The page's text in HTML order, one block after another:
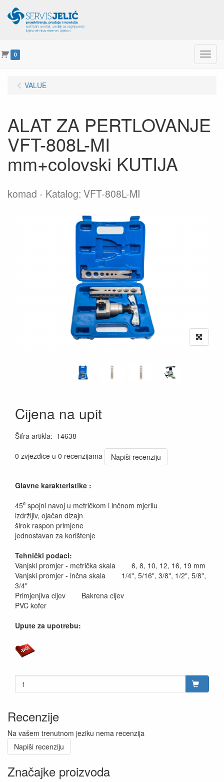
0 Menu
VALUE
ALAT ZA PERTLOVANJE
VFT-808L-MI
mm+colovski KUTIJA
komad Katalog: VFT-808L-MI
Cijena na upit
Šifra artikla: 14638
0 zvjezdice u 0 recenzijama
Napiši recenziju
Glavne karakteristike :
45⁰ spojni navoj u metričkom i inčnom mjerilu
izdržljiv, ojačan dizajn
širok raspon primjene
jednostavan za korištenje
Tehnički podaci:
Vanjski promjer - metrička skala 6, 8, 10, 12, 16, 19 mm
Vanjski promjer - inčna skala 1/4", 5/16", 3/8", 1/2", 5/8",
3/4"
Primjenjiva cijev Bakrena cijev
PVC kofer
Upute za upotrebu:
Recenzije
Na vašem trenutnom jeziku nema recenzija
Napiši recenziju
Značajke proizvoda